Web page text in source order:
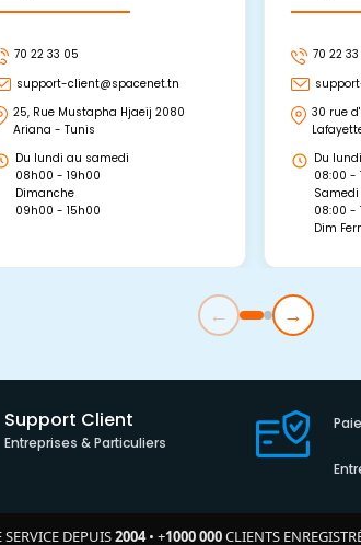
70 22 33 05
support-client@spacenet.tn
25, Rue Mustapha Hjaeij 2080
Ariana - Tunis
Du lundi au samedi
08h00 - 19h00
Dimanche
09h00 - 15h00
70 22
30 rue
Du
08:00 -
Samedi
08:00 -
Dim
← →
Support Client
Entreprises & Particuliers
DEPUIS2004• +1000 000CLIENTS